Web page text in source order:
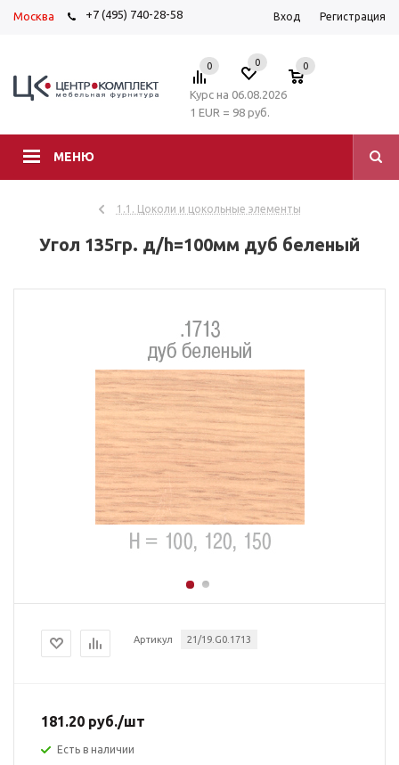
Москва +7 (495) 740-28-58 Вход Регистрация
МЕНЮ
0 0 0
Курс на 06.08.2026
1 EUR = 98 руб.
1.1. Цоколи и цокольные элементы
Угол 135гр. д/h=100мм дуб беленый
Артикул 21/19.G0.1713
181.20 руб./шт
Есть в наличии